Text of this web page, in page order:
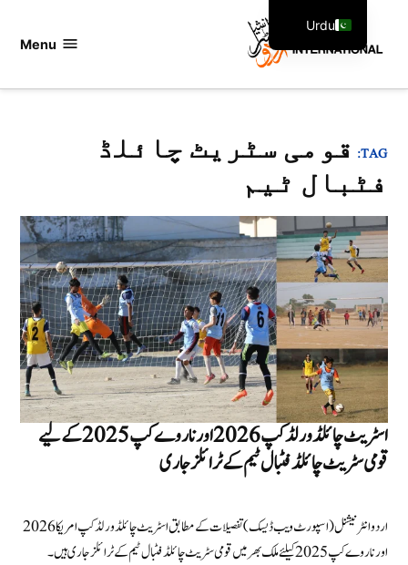
Menu
TAG:
قومی سٹریٹ چائلڈ
فٹبال ٹیم
اسٹریٹ چائلڈ ورلڈ کپ 2026 اور ناروے کپ 2025 کے لیے
قومی سٹریٹ چائلڈ فٹبال ٹیم کے ٹرائلز جاری
اردو انٹرنیشنل (اسپورٹ ویب ڈیسک) تفصیلات کے مطابق اسٹریٹ چائلڈ ورلڈ کپ امریکا 2026
اور ناروے کپ 2025 کیلئے ملک بھر میں قومی سٹریٹ چائلڈ فٹبال ٹیم کے ٹرائلز جاری ہیں ۔
Urdu
English